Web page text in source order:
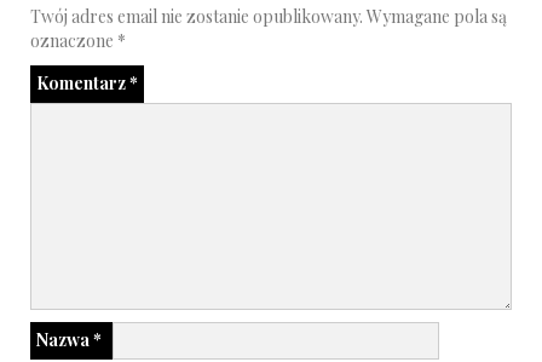
Twój adres email nie zostanie opublikowany. Wymagane pola są
oznaczone *
Komentarz*
Nazwa*